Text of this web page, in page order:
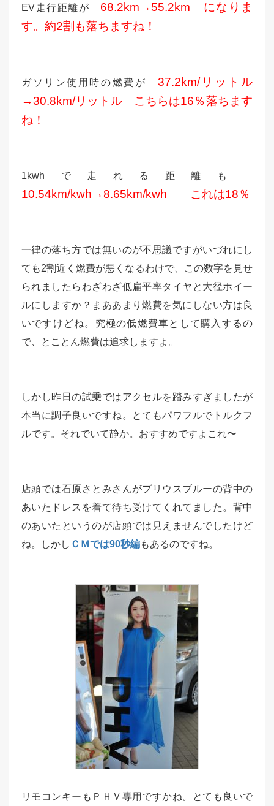
EV走行距離が 68.2km→55.2km になりま
す。約2割も落ちますね！
ガソリン使用時の燃費が 37.2km/リットル
→30.8km/リットル こちらは16％落ちます
ね！
1kwhで走れる距離も
10.54km/kwh→8.65km/kwh これは18％
一律の落ち方では無いのが不思議ですがいづれにし
ても2割近く燃費が悪くなるわけで、この数字を見せ
られましたらわざわざ低扁平率タイヤと大径ホイー
ルにしますか？まああまり燃費を気にしない方は良
いですけどね。究極の低燃費車として購入するの
で、とことん燃費は追求しますよ。
しかし昨日の試乗ではアクセルを踏みすぎましたが
本当に調子良いですね。とてもパワフルでトルクフ
ルです。それでいて静か。おすすめですよこれ〜
店頭では石原さとみさんがプリウスブルーの背中の
あいたドレスを着て待ち受けてくれてました。背中
のあいたというのが店頭では見えませんでしたけど
ね。しかし ＣＭでは90秒編もあるのですね。
リモコンキーもＰＨＶ専用ですかね。とても良いで